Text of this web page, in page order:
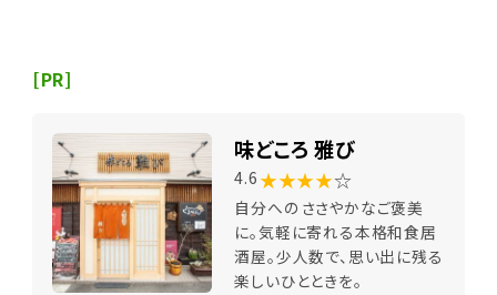
[PR]
味どころ 雅び
4.6 ★★★★☆
自分へのささやかなご褒美
に。気軽に寄れる本格和食居
酒屋。少人数で、思い出に残る
楽しいひとときを。